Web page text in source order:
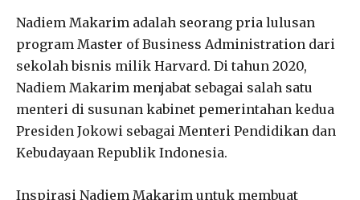
Nadiem Makarim adalah seorang pria lulusan
program Master of Business Administration dari
sekolah bisnis milik Harvard. Di tahun 2020,
Nadiem Makarim menjabat sebagai salah satu
menteri di susunan kabinet pemerintahan kedua
Presiden Jokowi sebagai Menteri Pendidikan dan
Kebudayaan Republik Indonesia.
Inspirasi Nadiem Makarim untuk membuat